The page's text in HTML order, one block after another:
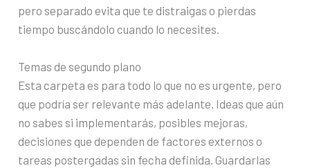
pero separado evita que te distraigas o pierdas
tiempo buscándolo cuando lo necesites.
Temas de segundo plano
Esta carpeta es para todo lo que no es urgente, pero
que podría ser relevante más adelante. Ideas que aún
no sabes si implementarás, posibles mejoras,
decisiones que dependen de factores externos o
tareas postergadas sin fecha definida. Guardarlas